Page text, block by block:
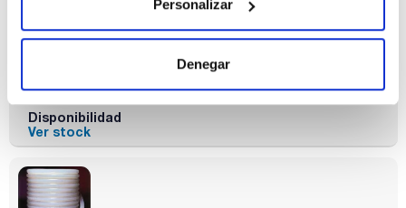
Personalizar
Denegar
15
00T3308-43
Envase
x 15u.
Comprar
Disponibilidad
Ver stock